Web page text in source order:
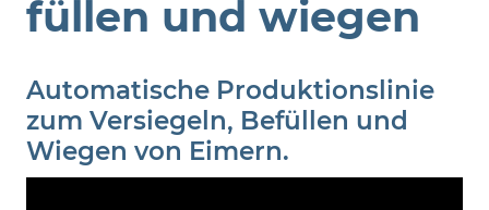
füllen und wiegen
Automatische Produktionslinie
zum Versiegeln, Befüllen und
Wiegen von Eimern.